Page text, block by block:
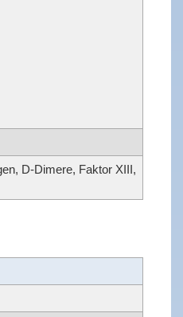
D-Dimere, Faktor XIII,